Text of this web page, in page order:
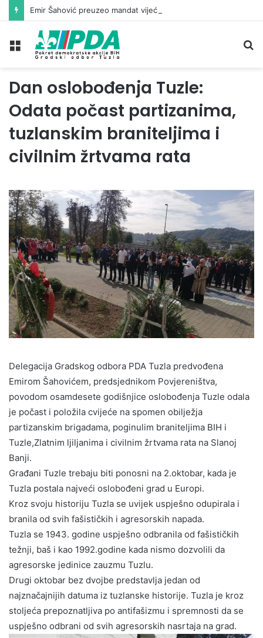
Meni
Dan oslobođenja Tuzle:
Odata počast partizanima,
tuzlanskim braniteljima i
civilnim žrtvama rata
Delegacija Gradskog odbora PDA Tuzla predvođena
Emirom Šahovićem, predsjednikom Povjereništva,
povodom osamdesete godišnjice oslobođenja Tuzle odala
je počast i položila cvijeće na spomen obilježja
partizanskim brigadama, poginulim braniteljima BIH i
Tuzle,Zlatnim ljiljanima i civilnim žrtvama rata na Slanoj
Banji.
Građani Tuzle trebaju biti ponosni na 2.oktobar, kada je
Tuzla postala najveći oslobođeni grad u Europi.
Kroz svoju historiju Tuzla se uvijek uspješno odupirala i
branila od svih fašističkih i agresorskih napada.
Tuzla se 1943. godine uspješno odbranila od fašističkih
težnji, baš i kao 1992.godine kada nismo dozvolili da
agresorske jedinice zauzmu Tuzlu.
Drugi oktobar bez dvojbe predstavlja jedan od
najznačajnijih datuma iz tuzlanske historije. Tuzla je kroz
stoljeća prepoznatljiva po antifašizmu i spremnosti da se
uspješno odbrani od svih agresorskih nasrtaja na grad.